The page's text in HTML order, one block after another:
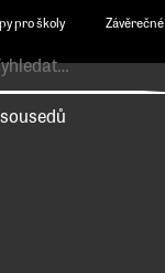
pro školy
Závěrečné